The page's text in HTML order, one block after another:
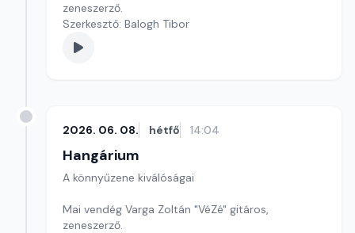
zeneszerző.
Szerkesztő: Balogh Tibor
2026. 06. 08. hétfő 14:04
Hangárium
A könnyűzene kiválóságai
Mai vendég Varga Zoltán "VéZé" gitáros,
zeneszerző.